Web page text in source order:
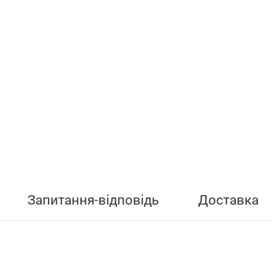
Запитання-відповідь Доставка